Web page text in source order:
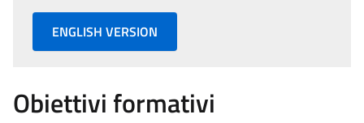
ENGLISH VERSION
Obiettivi formativi